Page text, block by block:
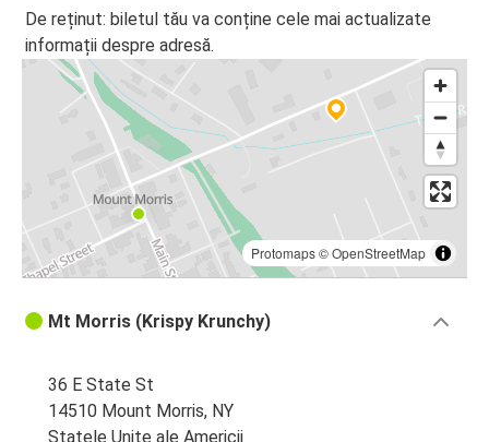
De reținut: biletul tău va conține cele mai actualizate
informații despre adresă.
Protomaps©OpenStreetMap
Mt Morris (Krispy Krunchy)
36 E State St
14510 Mount Morris, NY
Statele Unite ale Americii